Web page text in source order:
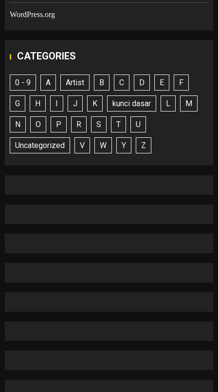
WordPress.org
CATEGORIES
0 - 9 A Artist B C D E F
G H I J K kunci dasar L M
N O P R S T U
Uncategorized V W Y Z